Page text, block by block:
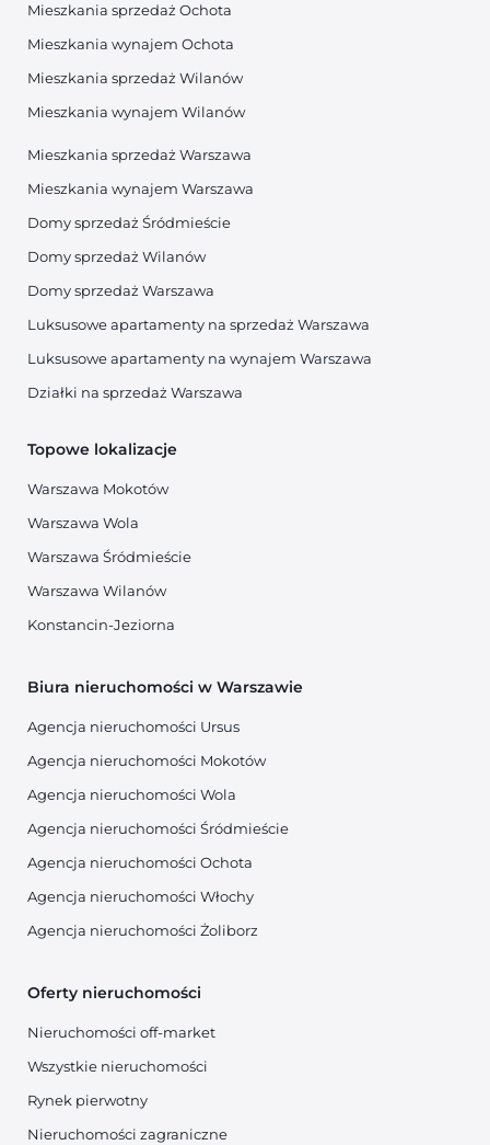
Mieszkania sprzedaż Ochota
Mieszkania wynajem Ochota
Mieszkania sprzedaż Wilanów
Mieszkania wynajem Wilanów
Mieszkania sprzedaż Warszawa
Mieszkania wynajem Warszawa
Domy sprzedaż Śródmieście
Domy sprzedaż Wilanów
Domy sprzedaż Warszawa
Luksusowe apartamenty na sprzedaż Warszawa
Luksusowe apartamenty na wynajem Warszawa
Działki na sprzedaż Warszawa
Topowe lokalizacje
Warszawa Mokotów
Warszawa Wola
Warszawa Śródmieście
Warszawa Wilanów
Konstancin-Jeziorna
Biura nieruchomości w Warszawie
Agencja nieruchomości Ursus
Agencja nieruchomości Mokotów
Agencja nieruchomości Wola
Agencja nieruchomości Śródmieście
Agencja nieruchomości Ochota
Agencja nieruchomości Włochy
Agencja nieruchomości Żoliborz
Oferty nieruchomości
Nieruchomości off-market
Wszystkie nieruchomości
Rynek pierwotny
Nieruchomości zagraniczne